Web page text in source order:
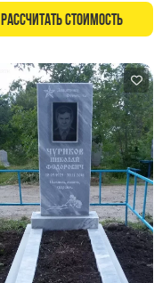
Рассчитать стоимость